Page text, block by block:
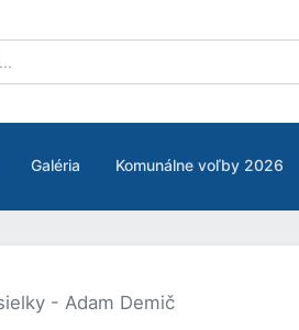
Galéria Komunálne voľby 2026
- Adam Demič